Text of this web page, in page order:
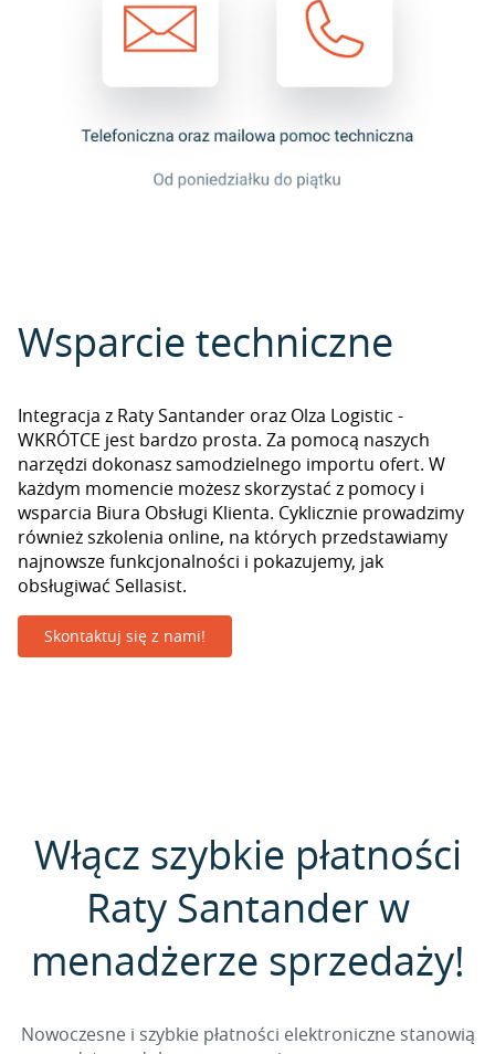
Wsparcie techniczne
Integracja z Raty Santander oraz Olza Logistic -
WKRÓTCE jest bardzo prosta. Za pomocą naszych
narzędzi dokonasz samodzielnego importu ofert. W
każdym momencie możesz skorzystać z pomocy i
wsparcia Biura Obsługi Klienta. Cyklicznie prowadzimy
również szkolenia online, na których przedstawiamy
najnowsze funkcjonalności i pokazujemy, jak
obsługiwać Sellasist.
Skontaktuj się z nami!
Włącz szybkie płatności
Raty Santander w
menadżerze sprzedaży!
Nowoczesne i szybkie płatności elektroniczne stanowią